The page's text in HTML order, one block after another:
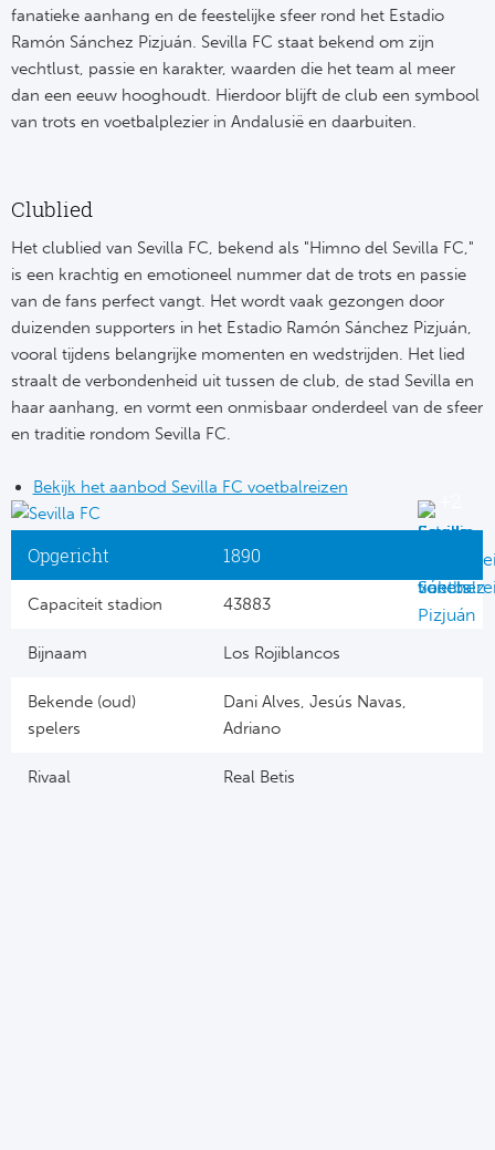
fanatieke aanhang en de feestelijke sfeer rond het Estadio
Ramón Sánchez Pizjuán. Sevilla FC staat bekend om zijn
vechtlust, passie en karakter, waarden die het team al meer
dan een eeuw hooghoudt. Hierdoor blijft de club een symbool
van trots en voetbalplezier in Andalusië en daarbuiten.
Clublied
Het clublied van Sevilla FC, bekend als "Himno del Sevilla FC,"
is een krachtig en emotioneel nummer dat de trots en passie
van de fans perfect vangt. Het wordt vaak gezongen door
duizenden supporters in het Estadio Ramón Sánchez Pizjuán,
vooral tijdens belangrijke momenten en wedstrijden. Het lied
straalt de verbondenheid uit tussen de club, de stad Sevilla en
haar aanhang, en vormt een onmisbaar onderdeel van de sfeer
en traditie rondom Sevilla FC.
Bekijk het aanbod Sevilla FC voetbalreizen
Opgericht 1890
Capaciteit stadion 43883
Bijnaam Los Rojiblancos
Bekende (oud)
spelers
Dani Alves, Jesús Navas,
Adriano
Rivaal Real Betis